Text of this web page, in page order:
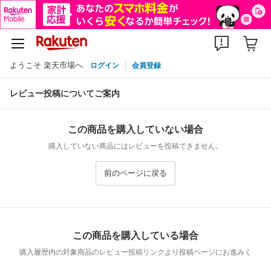
ようこそ 楽天市場へ ログイン 会員登録
レビュー投稿についてご案内
この商品を購入していない場合
購入していない商品にはレビューを投稿できません。
前のページに戻る
この商品を購入している場合
購入履歴内の対象商品のレビュー投稿リンクより投稿ページにお進みく